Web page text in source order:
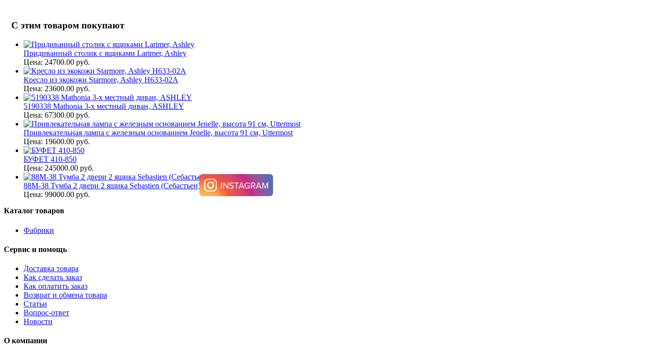
С этим товаром покупают
Придиванный столик с ящиками Larimer, Ashley
Цена: 24700.00 руб.
Кресло из экокожи Starmore, Ashley H633-02A
Цена: 23600.00 руб.
5190338 Mathonia 3-х местный диван, ASHLEY
Цена: 67300.00 руб.
Привлекательная лампа с железным основанием Jenelle, высота 91 см, Uttermost
Цена: 19600.00 руб.
БУФЕТ 410-850
Цена: 245000.00 руб.
88M-38 Тумба 2 двери 2 ящика Sebastien (Себастьен)
Цена: 99000.00 руб.
Каталог товаров
Фабрики
Сервис и помощь
Доставка товара
Как сделать заказ
Как оплатить заказ
Возврат и обмена товара
Статьи
Вопрос-ответ
Новости
О компании